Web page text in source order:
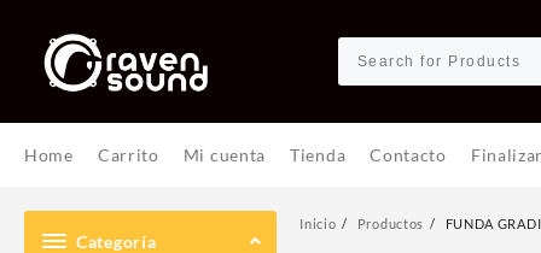
contenido
Home Carrito Mi cuenta Tienda Contacto
Categoría
Inicio Productos FUNDA